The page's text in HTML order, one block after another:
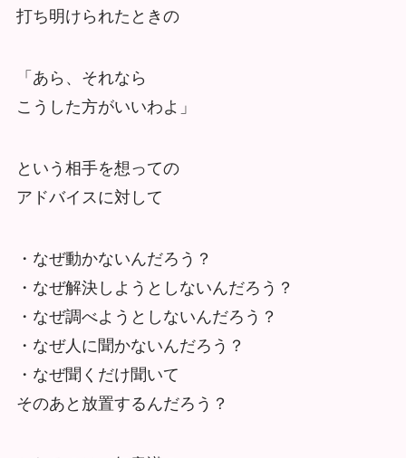
打ち明けられたときの
「あら、それなら
こうした方がいいわよ」
という相手を想っての
アドバイスに対して
・なぜ動かないんだろう？
・なぜ解決しようとしないんだろう？
・なぜ調べようとしないんだろう？
・なぜ人に聞かないんだろう？
・なぜ聞くだけ聞いて
そのあと放置するんだろう？